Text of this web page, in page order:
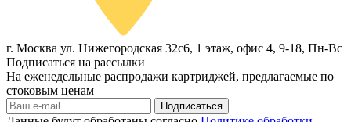
г. Москва ул. Нижегородская 32с6, 1 этаж, офис 4, 9-18, Пн-Вс
Подписаться на рассылки
На еженедельные распродажи картриджей, предлагаемые по
стоковым ценам
Подписаться